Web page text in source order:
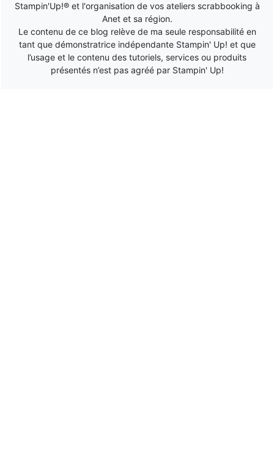
Stampin'Up!® et l'organisation de vos ateliers scrabbooking à
Anet et sa région.
Le contenu de ce blog relève de ma seule responsabilité en
tant que démonstratrice indépendante Stampin' Up! et que
l’usage et le contenu des tutoriels, services ou produits
présentés n’est pas agréé par Stampin' Up!